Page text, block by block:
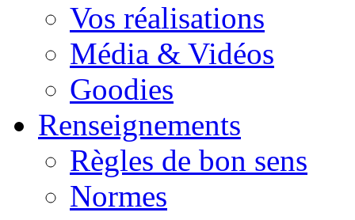
Vos réalisations
Média & Vidéos
Goodies
Renseignements
Règles de bon sens
Normes